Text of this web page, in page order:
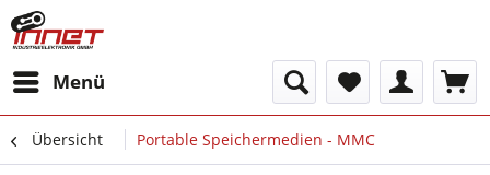
Menü
Übersicht Portable Speichermedien - MMC